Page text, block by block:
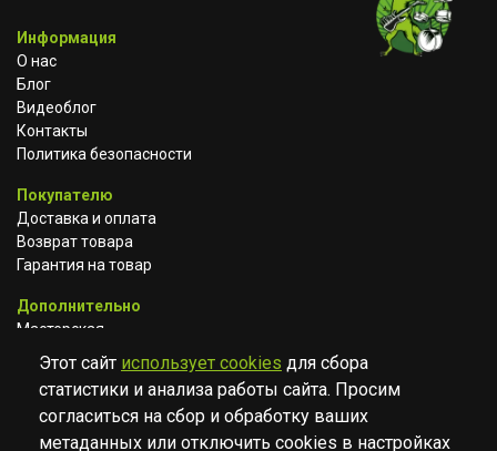
Информация
О нас
Блог
Видеоблог
Контакты
Политика безопасности
Покупателю
Доставка и оплата
Возврат товара
Гарантия на товар
Дополнительно
Мастерская
Сотрудничество
YOUTUBE
Этот сайт использует cookies для сбора
статистики и анализа работы сайта. Просим
согласиться на сбор и обработку ваших
метаданных или отключить cookies в настройках